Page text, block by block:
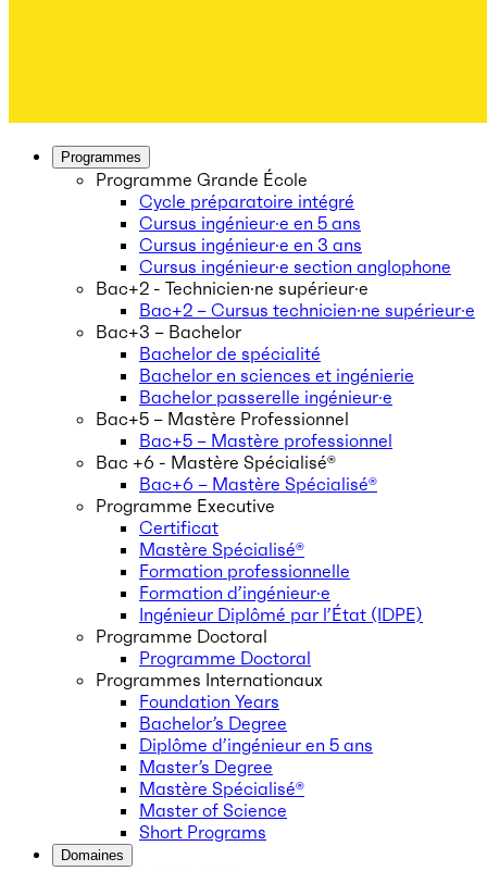
Programmes
Programme Grande École
Cycle préparatoire intégré
Cursus ingénieur·e en 5 ans
Cursus ingénieur·e en 3 ans
Cursus ingénieur·e section anglophone
Bac+2 - Technicien·ne supérieur·e
Bac+2 – Cursus technicien·ne supérieur·e
Bac+3 – Bachelor
Bachelor de spécialité
Bachelor en sciences et ingénierie
Bachelor passerelle ingénieur·e
Bac+5 – Mastère Professionnel
Bac+5 – Mastère professionnel
Bac +6 - Mastère Spécialisé®
Bac+6 – Mastère Spécialisé®
Programme Executive
Certificat
Mastère Spécialisé®
Formation professionnelle
Formation d’ingénieur·e
Ingénieur Diplômé par l’État (IDPE)
Programme Doctoral
Programme Doctoral
Programmes Internationaux
Foundation Years
Bachelor’s Degree
Diplôme d’ingénieur en 5 ans
Master’s Degree
Mastère Spécialisé®
Master of Science
Short Programs
Domaines